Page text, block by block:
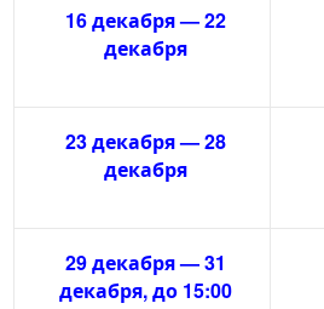
16 декабря — 22
декабря
23 декабря — 28
декабря
29 декабря — 31
декабря, до 15:00